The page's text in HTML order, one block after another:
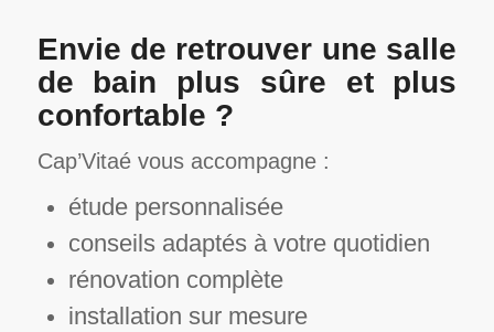
Envie de retrouver une salle
de bain plus sûre et plus
confortable ?
Cap’Vitaé vous accompagne :
étude personnalisée
conseils adaptés à votre quotidien
rénovation complète
installation sur mesure